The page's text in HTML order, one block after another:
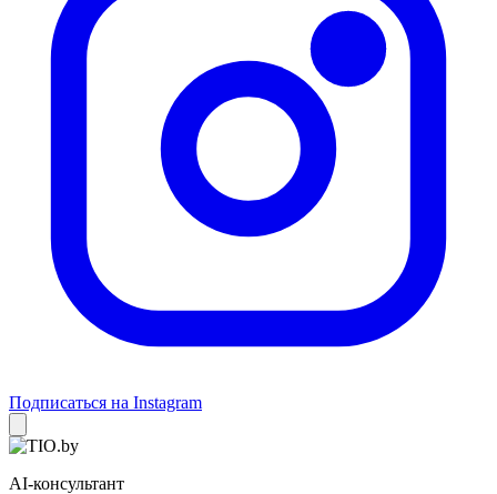
Подписаться на Instagram
AI-консультант